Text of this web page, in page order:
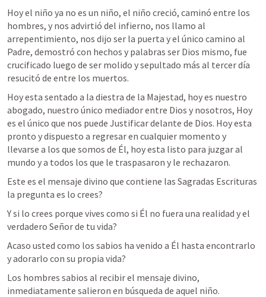
Hoy el niño ya no es un niño, el niño creció, caminó entre los
hombres, y nos advirtió del infierno, nos llamo al
arrepentimiento, nos dijo ser la puerta y el único camino al
Padre, demostró con hechos y palabras ser Dios mismo, fue
crucificado luego de ser molido y sepultado más al tercer día
resucitó de entre los muertos.
Hoy esta sentado a la diestra de la Majestad, hoy es nuestro
abogado, nuestro único mediador entre Dios y nosotros, Hoy
es el único que nos puede Justificar delante de Dios. Hoy esta
pronto y dispuesto a regresar en cualquier momento y
llevarse a los que somos de Él, hoy esta listo para juzgar al
mundo y a todos los que le traspasaron y le rechazaron.
Este es el mensaje divino que contiene las Sagradas Escrituras
la pregunta es lo crees?
Y si lo crees porque vives como si Él no fuera una realidad y el
verdadero Señor de tu vida?
Acaso usted como los sabios ha venido a Él hasta encontrarlo
y adorarlo con su propia vida?
Los hombres sabios al recibir el mensaje divino,
inmediatamente salieron en búsqueda de aquel niño.